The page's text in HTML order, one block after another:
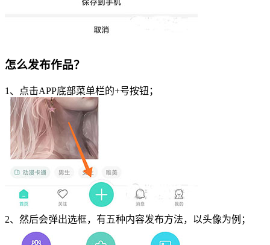
怎么发布作品？
1、点击APP底部菜单栏的+号按钮；
2、然后会弹出选框，有五种内容发布方法，以头像为例；